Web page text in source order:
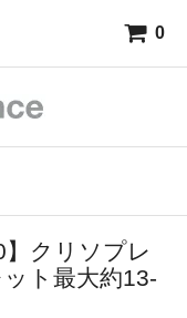
0
】クリソプレ
ト最大約13-